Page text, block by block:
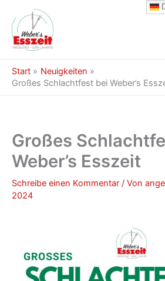
Inhalt
springen
Start
Neuigkeiten
Großes Schlachtfest bei Weber’s
Großes
Weber’s Esszeit
Schreibe einen Kommentar / Von
2024